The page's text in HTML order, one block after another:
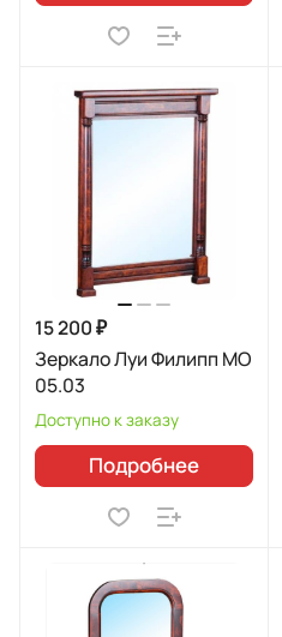
15 200 ₽
Зеркало Луи Филипп МО
05.03
Доступно к заказу
Подробнее